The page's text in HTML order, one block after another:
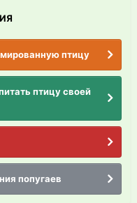
птицу
птицу своей
попугаев